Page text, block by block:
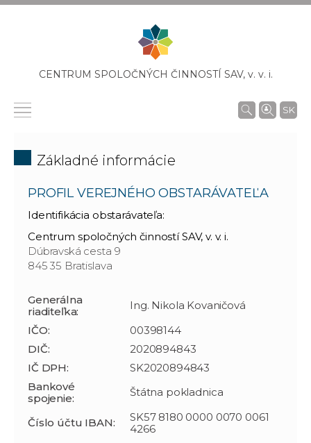
CENTRUM SPOLOČNÝCH ČINNOSTÍ SAV, v. v. i.
SK
Základné informácie
PROFIL VEREJNÉHO OBSTARÁVATEĽA
Identifikácia obstarávateľa:
Centrum spoločných činností SAV, v. v. i.
Dúbravská cesta 9
845 35 Bratislava
Generálna
riaditeľka:
Ing. Nikola Kovaničová
IČO:
00398144
DIČ:
2020894843
IČ DPH:
SK2020894843
Bankové
spojenie:
Štátna pokladnica
Číslo účtu IBAN:
SK57 8180 0000 0070 0061
4266